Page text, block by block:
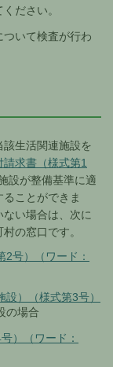
ださい。
いて検査が行わ
生活関連施設を
請求書（様式第1
設が整備基準に適
ことができま
い場合は、次に
の窓口です。
号）（ワード：
）（様式第3号）
の場合
）（ワード：